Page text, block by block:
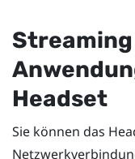
Streaming
Headset
Sie können das